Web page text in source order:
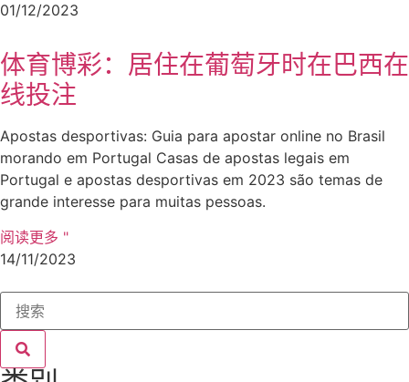
01/12/2023
体育博彩：居住在葡萄牙时在巴西在
线投注
Apostas desportivas: Guia para apostar online no Brasil
morando em Portugal Casas de apostas legais em
Portugal e apostas desportivas em 2023 são temas de
grande interesse para muitas pessoas.
阅读更多 "
14/11/2023